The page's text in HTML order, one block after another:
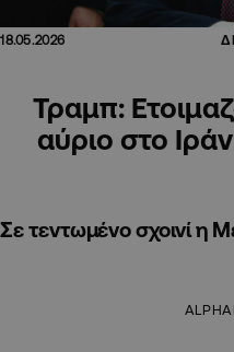
18.05.2026
Τραμπ:
αύριο στο
Σε τεντωμένο σχοινί η